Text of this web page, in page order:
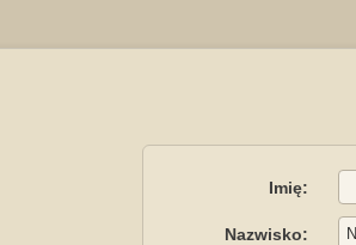
Imię:
Nazwisko: